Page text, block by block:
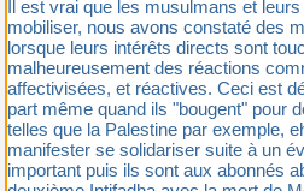
Il est vrai que les musulmans et
mobiliser, nous avons constaté des
lorsque leurs intérêts directs sont
malheureusement des réactions
affectivisées, et réactives. Ceci est
part même quand ils "bougent" pour
telles que la Palestine par exemple,
manifester se solidariser suite à un
important puis ils sont aux abonnés